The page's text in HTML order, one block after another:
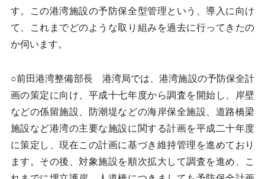
す。この港湾施設の予防保全型管理という、導入に向け
て、これまでどのような取り組みを過去に行ってきたの
か伺います。
○前田港湾整備部長 港湾局では、港湾施設の予防保全計
画の策定に向け、平成十七年度から調査を開始し、岸壁
などの係留施設、防潮堤などの海岸保全施設、道路橋梁
施設など港湾の主要な施設に関する計画を平成二十年度
に策定し、現在この計画に基づき維持管理を進めており
ます。その後、対象施設を順次拡大して調査を進め、こ